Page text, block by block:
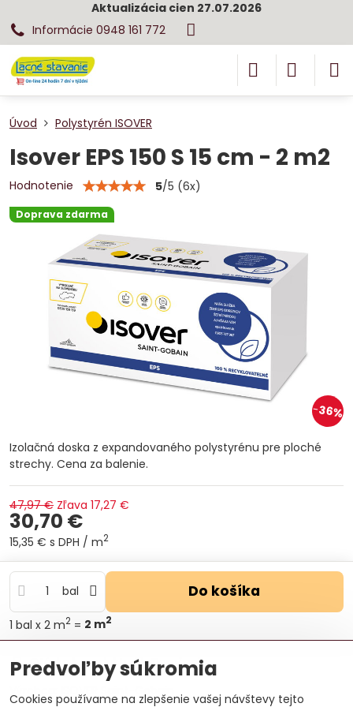
Aktualizácia cien 27.07.2026
Informácie 0948 161 772
Doprava zdarma
36%
Úvod Polystyrén ISOVER
Isover EPS 150 S 15 cm - 2 m2
Hodnotenie 5/5 (6x)
Izolačná doska z expandovaného polystyrénu pre ploché
strechy. Cena za balenie.
47,97 € Zľava 17,27 €
30,70 €
15,35 € s DPH / m2
bal Do košíka
1 bal x 2 m2 = 2 m2
Otázka k produktu
Doručenia
Výrobca:
ISOVER Saint-Gobain
Predvoľby súkromia
Cookies používame na zlepšenie vašej návštevy tejto